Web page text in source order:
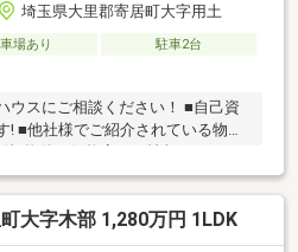
埼玉県大里郡寄居町大字用土
場あり
駐車2台
ウスにご相談ください！ ■自己資
■他社様でご紹介されている物件
ネット非公開の物件もご紹介可能
でのやりとりだけで大丈夫です。
地解散できます。 ■平日のご見学
ドバイザーが銀行手続きをお手伝
大字木部 1,280万円 1LDK